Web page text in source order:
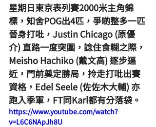
星期日東京表列賽2000米主角錦
標，知舍POG出4匹，爭啲整多一匹
晉身打吡，Justin Chicago (原優
介) 直路一度突圍，諗住食糊之際，
Meisho Hachiko (戴文高) 逐步逼
近，門前奠定勝局，拎走打吡出賽
資格，Edel Seele (佐佐木大輔) 亦
跑入季軍，FT同Karl都有分落袋。
https://www.youtube.com/watch?
v=L6C6NApJh8U